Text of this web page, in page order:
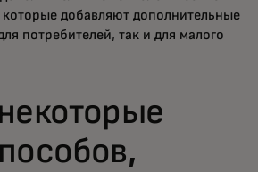
добавляют дополнительные
потребителей, так и для малого